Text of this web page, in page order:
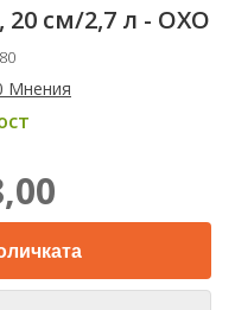
см/2,7 л - OXO
Мнения